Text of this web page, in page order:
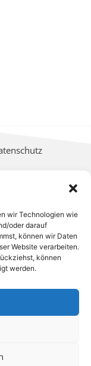
wir Technologien wie
oder darauf
können wir Daten
Website verarbeiten.
können
werden.